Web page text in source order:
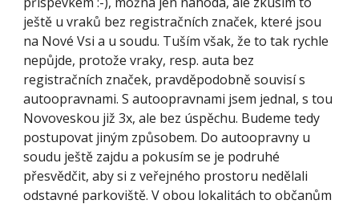
ještě u vraků bez registračních značek, které jsou
na Nové Vsi a u soudu. Tuším však, že to tak rychle
nepůjde, protože vraky, resp. auta bez
registračních značek, pravděpodobně souvisí s
autoopravnami. S autoopravnami jsem jednal, s tou
Novoveskou již 3x, ale bez úspěchu. Budeme tedy
postupovat jiným způsobem. Do autoopravny u
soudu ještě zajdu a pokusím se je podruhé
přesvědčit, aby si z veřejného prostoru nedělali
odstavné parkoviště. V obou lokalitách to občanům